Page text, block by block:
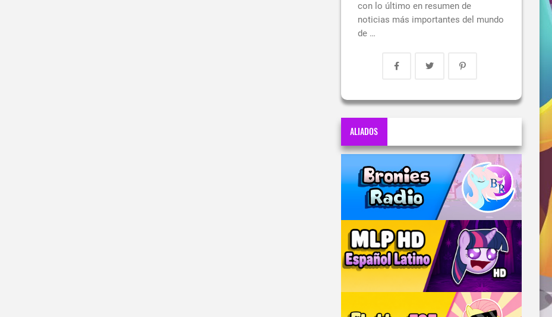
con lo último en resumen de
noticias más importantes del mundo
de …
ALIADOS